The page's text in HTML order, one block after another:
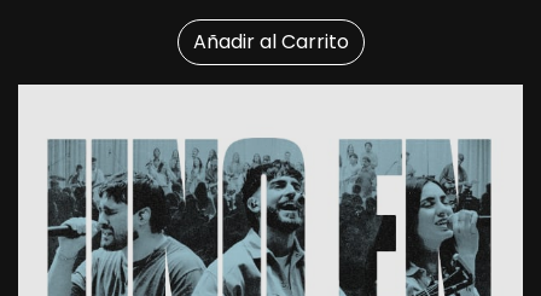
Añadir al Carrito